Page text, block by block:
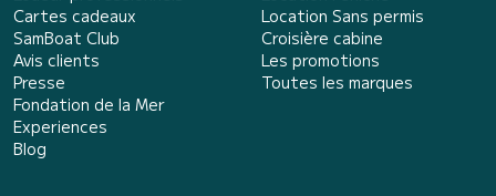
Cartes cadeaux
SamBoat Club
Avis clients
Presse
Fondation de la Mer
Experiences
Blog
Location Sans permis
Croisière cabine
Les promotions
Toutes les marques